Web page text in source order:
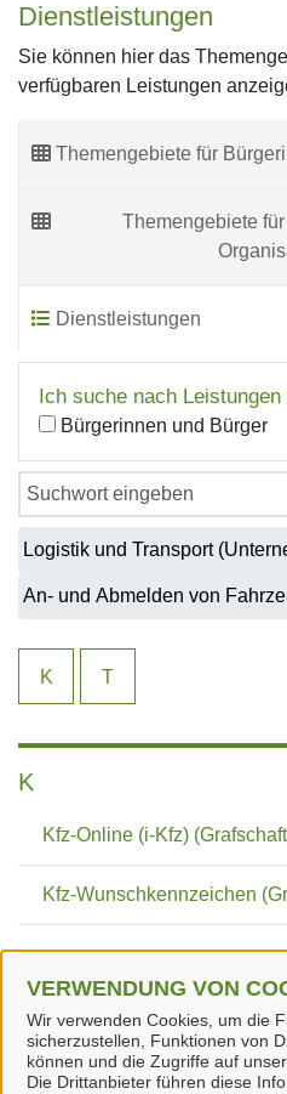
VERWENDUNG VON
Wir verwenden Cookies, um die
sicherzustellen, Funktionen von
können und die Zugriffe auf
Die Drittanbieter führen diese
Dienstleistungen
Sie können hier das
verfügbaren Leistungen
Themengebiete für
Themengebiete
Dienstleistungen
Ich suche nach
Bürgerinnen und Bürger
K T
K
Kfz-Online (i-Kfz)
Kfz-Wunschkennzeichen
Terminvereinbarung
Bentheim)